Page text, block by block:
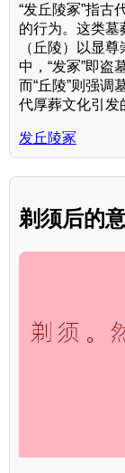
“发丘陵冢”指古
的行为。这类墓
（丘陵）以显
中，“发冢”即盗
而“丘陵”则强调
代厚葬文化引发
发丘陵冢
剃须后的